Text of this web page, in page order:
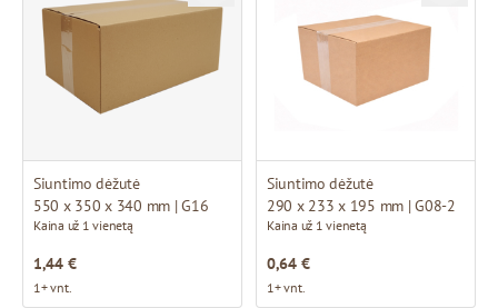
Siuntimo dėžutė
550 x 350 x 340 mm | G16
Kaina už 1 vienetą
1,44 €
1+ vnt.
Siuntimo dėžutė
290 x 233 x 195 mm | G08-2
Kaina už 1 vienetą
0,64 €
1+ vnt.